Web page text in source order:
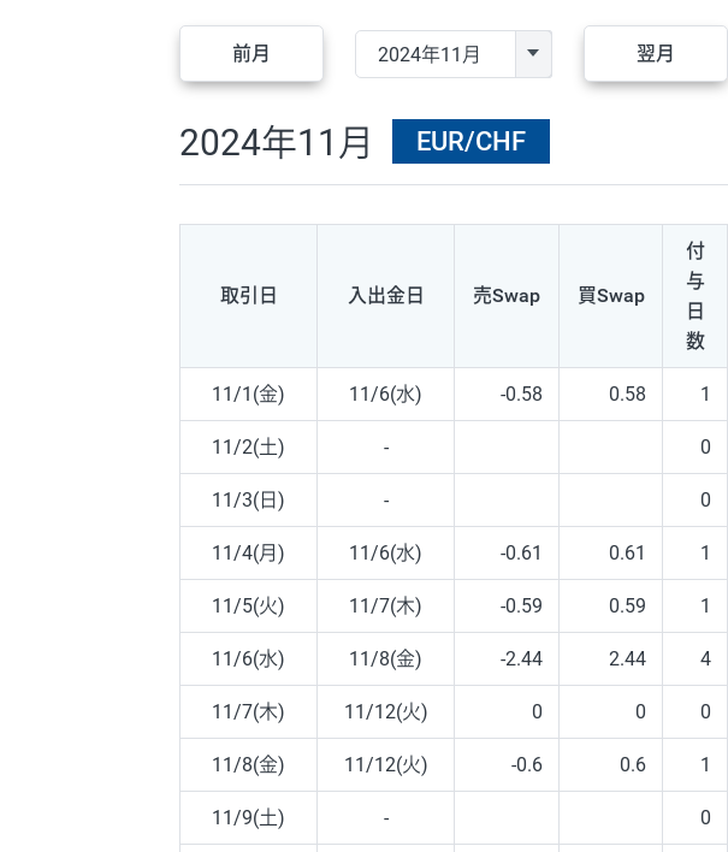
前月 翌月
2024年11月 EUR/CHF
取引日 入出金日 売Swap 買Swap
付
与
日
数
11/1(金) 11/6(水) -0.58 0.58 1
11/2(土) - 0
11/3(日) - 0
11/4(月) 11/6(水) -0.61 0.61 1
11/5(火) 11/7(木) -0.59 0.59 1
11/6(水) 11/8(金) -2.44 2.44 4
11/7(木) 11/12(火) 0 0 0
11/8(金) 11/12(火) -0.6 0.6 1
11/9(土) - 0